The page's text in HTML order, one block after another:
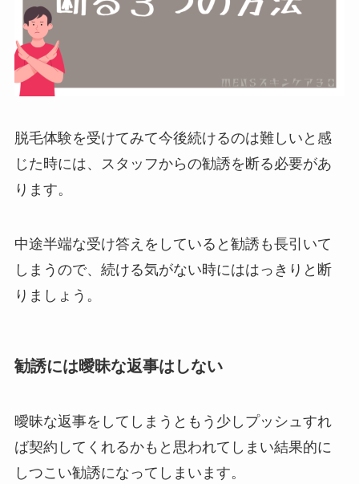
脱毛体験を受けてみて今後続けるのは難しいと感
じた時には、スタッフからの勧誘を断る必要があ
ります。
中途半端な受け答えをしていると勧誘も長引いて
しまうので、続ける気がない時にははっきりと断
りましょう。
勧誘には曖昧な返事はしない
曖昧な返事をしてしまうともう少しプッシュすれ
ば契約してくれるかもと思われてしまい結果的に
しつこい勧誘になってしまいます。